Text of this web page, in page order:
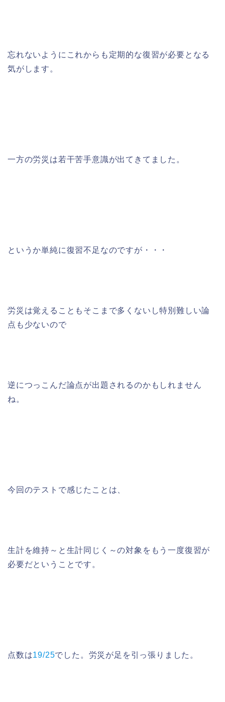
忘れないようにこれからも定期的な復習が必要となる
気がします。
一方の労災は若干苦手意識が出てきてました。
というか単純に復習不足なのですが・・・
労災は覚えることもそこまで多くないし特別難しい論
点も少ないので
逆につっこんだ論点が出題されるのかもしれません
ね。
今回のテストで感じたことは、
生計を維持～と生計同じく～の対象をもう一度復習が
必要だということです。
点数は19/25でした。労災が足を引っ張りました。